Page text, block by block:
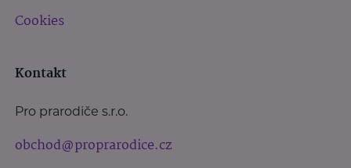
Cookies
Kontakt
Pro prarodiče s.r.o.
obchod@proprarodice.cz